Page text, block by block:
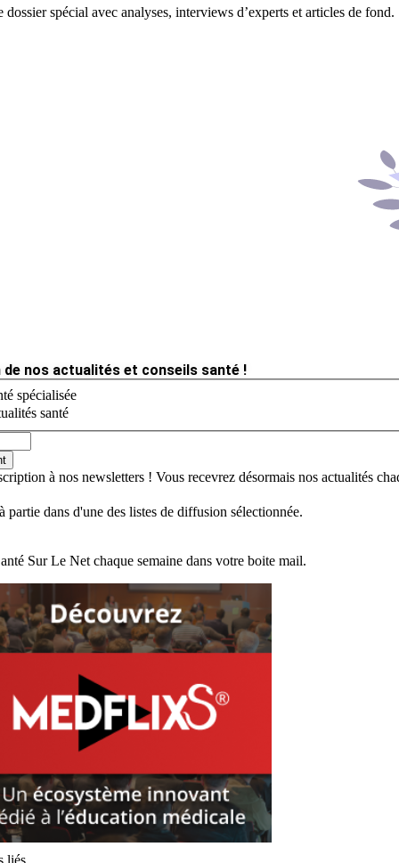
dossier spécial avec analyses, interviews d’experts et articles de fond.
de nos actualités et conseils santé !
spécialisée
santé
à nos newsletters ! Vous recevrez désormais nos actualités
partie dans d'une des listes de diffusion sélectionnée.
Sur Le Net chaque semaine dans votre boite mail.
liés